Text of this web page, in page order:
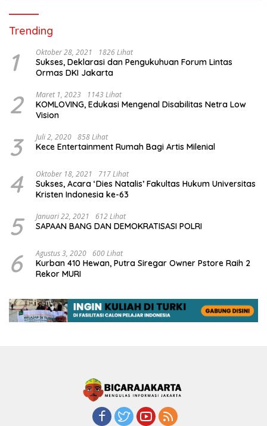
Trending
1 Oktober 28, 2021 1826 Lihat
Sukses, Deklarasi dan Pengukuhuan Forum Lintas
Ormas DKI Jakarta
2 Maret 1, 2023 1143 Lihat
KOMLOVING, Edukasi Mengenal Disabilitas Netra Low
Vision
3 Juli 2, 2020 858 Lihat
Kece Entertainment Rumah Bagi Artis Milenial
4 Oktober 18, 2021 717 Lihat
Sukses, Acara ‘Dies Natalis’ Fakultas Hukum Universitas
Kristen Indonesia ke-63
5 Januari 22, 2021 612 Lihat
SAPAAN BANG DAN DEMOKRATISASI POLRI
6 Agustus 3, 2020 600 Lihat
Kurban 410 Hewan, Putra Siregar Owner Pstore Raih 2
Rekor MURI